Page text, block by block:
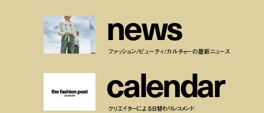
news
ファッション/ビューティ/カルチャーの最新ニュース
calendar
クリエイターによる日替わりレコメンド